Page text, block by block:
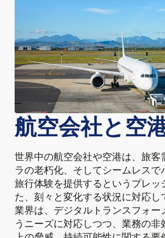
航空会社と空
世界中の航空会社や空港は、旅客
ラの老朽化、そしてシームレスで
旅行体験を提供するというプレッ
た、刻々と変化する状況に対応
業界は、デジタルトランスフォー
うニーズに対応しつつ、業務の非